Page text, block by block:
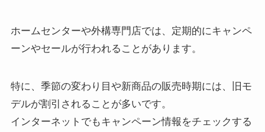
ホームセンターや外構専門店では、定期的にキャンペ
ーンやセールが行われることがあります。
特に、季節の変わり目や新商品の販売時期には、旧モ
デルが割引されることが多いです。
インターネットでもキャンペーン情報をチェックする